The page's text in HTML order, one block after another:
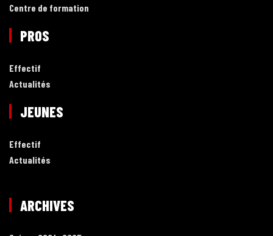
Centre de formation
PROS
Effectif
Actualités
JEUNES
Effectif
Actualités
ARCHIVES